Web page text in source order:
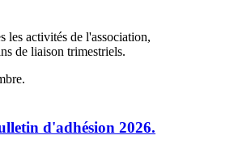
les activités de l'association,
de liaison trimestriels.
d'adhésion 2026.